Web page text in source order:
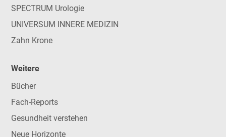
SPECTRUM Urologie
UNIVERSUM INNERE MEDIZIN
Zahn Krone
Weitere
Bücher
Fach-Reports
Gesundheit verstehen
Neue Horizonte